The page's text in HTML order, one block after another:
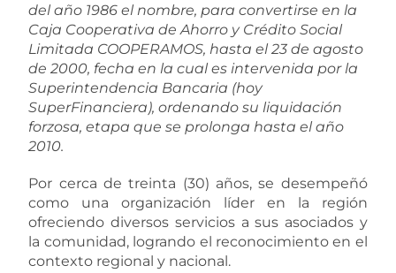
del año 1986 el nombre, para convertirse en la
Caja Cooperativa de Ahorro y Crédito Social
Limitada COOPERAMOS, hasta el 23 de agosto
de 2000, fecha en la cual es intervenida por la
Superintendencia Bancaria (hoy
SuperFinanciera), ordenando su liquidación
forzosa, etapa que se prolonga hasta el año
2010.
Por cerca de treinta (30) años, se desempeñó
como una organización líder en la región
ofreciendo diversos servicios a sus asociados y
la comunidad, logrando el reconocimiento en el
contexto regional y nacional.